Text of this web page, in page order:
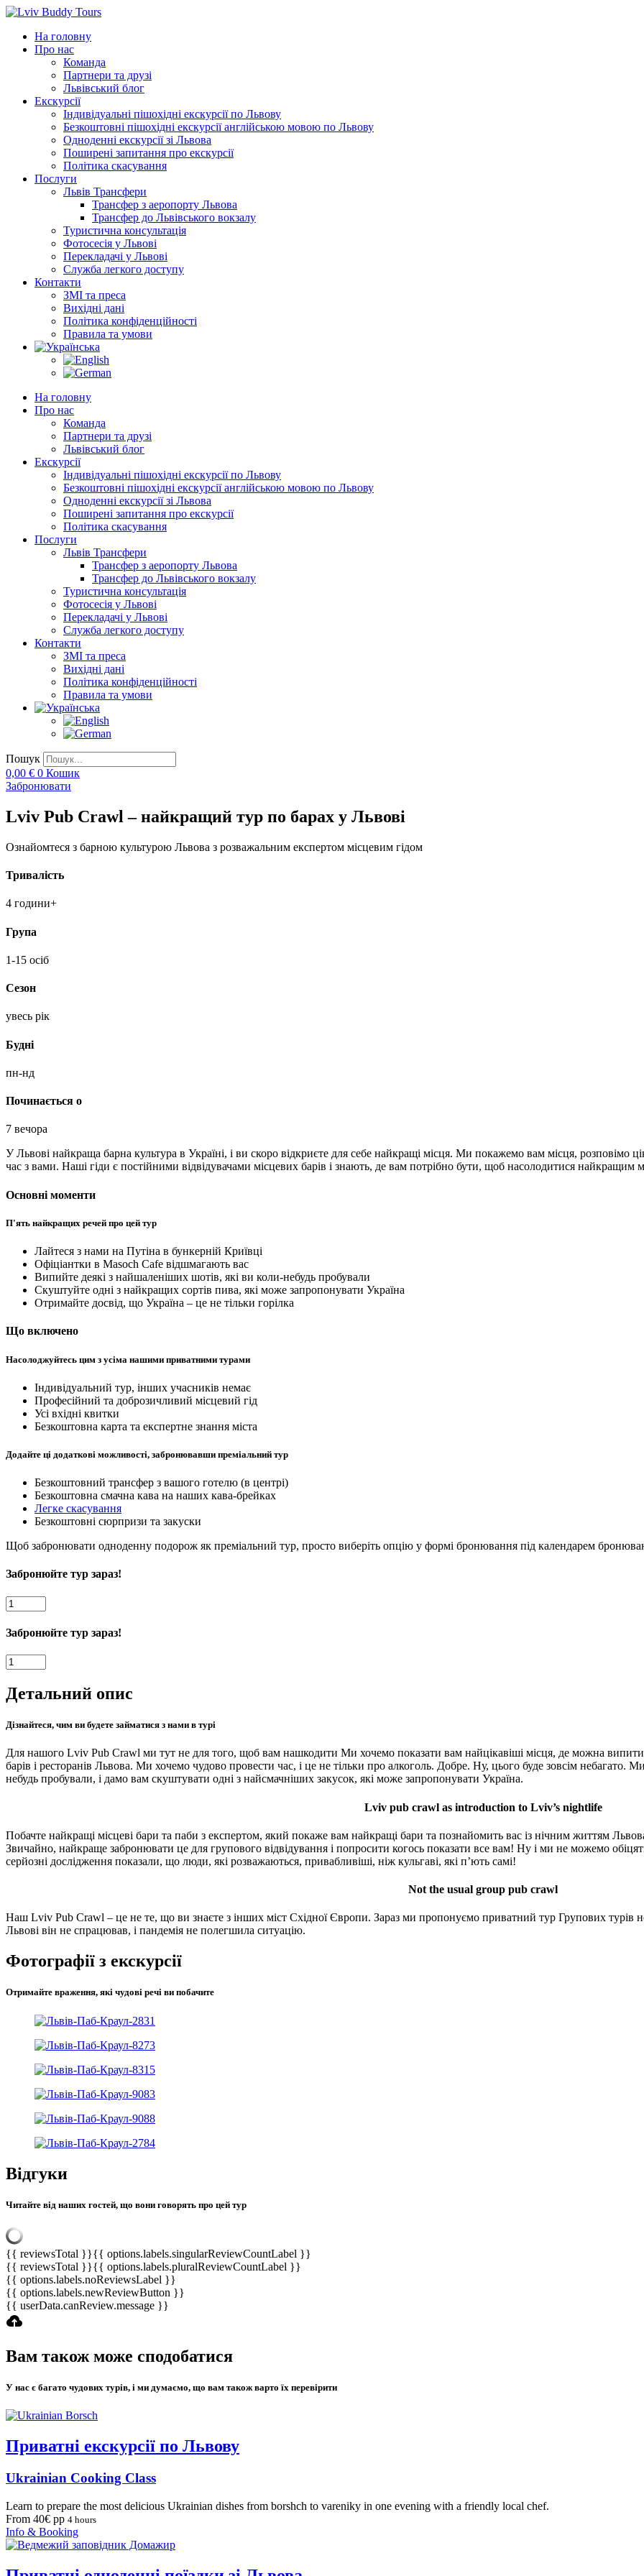
Перейти
вмістуНа головну
Про нас
Команда
Партнери та друзі
Львівський блог
Екскурсії
Індивідуальні пішохідні екскурсії по Львову
Безкоштовні пішохідні екскурсії англійською мовою по Львову
Одноденні екскурсії зі Львова
Поширені запитання про екскурсії
Політика скасування
Послуги
Львів Трансфери
Трансфер з аеропорту Львова
Трансфер до Львівського вокзалу
Туристична консультація
Фотосесія у Львові
Перекладачі у Львові
Служба легкого доступу
Контакти
ЗМІ та преса
Вихідні дані
Політика конфіденційності
Правила та умови
На головну
Про нас
Команда
Партнери та друзі
Львівський блог
Екскурсії
Індивідуальні пішохідні екскурсії по Львову
Безкоштовні пішохідні екскурсії англійською мовою по Львову
Одноденні екскурсії зі Львова
Поширені запитання про екскурсії
Політика скасування
Послуги
Львів Трансфери
Трансфер з аеропорту Львова
Трансфер до Львівського вокзалу
Туристична консультація
Фотосесія у Львові
Перекладачі у Львові
Служба легкого доступу
Контакти
ЗМІ та преса
Вихідні дані
Політика конфіденційності
Правила та умови
Пошук
0,00 € 0 Кошик
Забронювати
Lviv Pub Crawl – найкращий тур по барах у Львові
Ознайомтеся з барною культурою Львова з розважальним експертом місцевим гідом
Тривалість
4 години+
Група
1-15 осіб
Сезон
увесь рік
Будні
пн-нд
Починається о
7 вечора
У Львові найкраща барна культура в Україні, і ви скоро відкриєте для себе найкращі місця. Ми покажемо вам місця, розповімо
час з вами. Наші гіди є постійними відвідувачами місцевих барів і знають, де вам потрібно бути, щоб насолодитися найкращим
Основні моменти
П'ять найкращих речей про цей тур
Лайтеся з нами на Путіна в бункерній Криївці
Офіціантки в Masoch Cafe відшмагають вас
Випийте деякі з найшаленіших шотів, які ви коли-небудь пробували
Скуштуйте одні з найкращих сортів пива, які може запропонувати Україна
Отримайте досвід, що Україна – це не тільки горілка
Що включено
Насолоджуйтесь цим з усіма нашими приватними турами
Індивідуальний тур, інших учасників немає
Професійний та доброзичливий місцевий гід
Усі вхідні квитки
Безкоштовна карта та експертне знання міста
Додайте ці додаткові можливості, забронювавши преміальний тур
Безкоштовний трансфер з вашого готелю (в центрі)
Безкоштовна смачна кава на наших кава-брейках
Легке скасування
Безкоштовні сюрпризи та закуски
Щоб забронювати одноденну подорож як преміальний тур, просто виберіть опцію у формі бронювання під календарем
Забронюйте тур зараз!
Lviv
Pub
Crawl
-
найкращий
тур
барах
у
кількість
Забронюйте тур зараз!
Lviv
Pub
Crawl
-
тур
барах
у
Львові
Детальний опис
Дізнайтеся, чим ви будете займатися з нами в турі
Для нашого Lviv Pub Crawl ми тут не для того, щоб вам нашкодити Ми хочемо показати вам найцікавіші місця, де можна випити
барів і ресторанів Львова. Ми хочемо чудово провести час, і це не тільки про алкоголь. Добре. Ну, цього буде зовсім
небудь пробували, і дамо вам скуштувати одні з найсмачніших закусок, які може запропонувати Україна.
Lviv pub crawl as introduction to Lviv’s nightlife
Побачте найкращі місцеві бари та паби з експертом, який покаже вам найкращі бари та познайомить вас із нічним життям
Звичайно, найкраще забронювати це для групового відвідування і попросити когось показати все вам! Ну і ми не можемо
серйозні дослідження показали, що люди, які розважаються, привабливіші, ніж кульгаві, які п’ють самі!
Not the usual group pub crawl
Наш Lviv Pub Crawl – це не те, що ви знаєте з інших міст Східної Європи. Зараз ми пропонуємо приватний тур Групових
Львові він не спрацював, і пандемія не полегшила ситуацію.
Фотографії з екскурсії
Отримайте враження, які чудові речі ви побачите
Відгуки
Читайте від наших гостей, що вони говорять про цей тур
{{ reviewsTotal }}{{ options.labels.singularReviewCountLabel }}
{{ reviewsTotal }}{{ options.labels.pluralReviewCountLabel }}
{{ options.labels.noReviewsLabel }}
{{ options.labels.newReviewButton }}
{{ userData.canReview.message }}
Вам також може сподобатися
У нас є багато чудових турів, і ми думаємо, що вам також варто їх перевірити
Приватні екскурсії по Львову
Ukrainian Cooking Class
Learn to prepare the most delicious Ukrainian dishes from borshch to vareniky in one evening with a friendly local chef.
From 40€ pp 4 hours
Info & Booking